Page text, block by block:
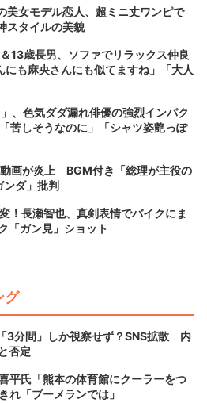
美女モデル恋人、超ミニ丈ワンピで
タイルの美貌
13歳長男、ソファでリラックス仲良
も麻央さんにも似てますね」「大人
、色気ダダ漏れ俳優の強烈インパク
苦しそうなのに」「シャツ姿艶っぽ
画が炎上 BGM付き「総理が主役の
ンダ」批判
！長瀬智也、真剣表情でバイクにま
「ガン見」ショット
グ
3分間」しか視察せず？SNS拡散 内
否定
平氏「熊本の体育館にクーラーをつ
れ「ブーメランでは」